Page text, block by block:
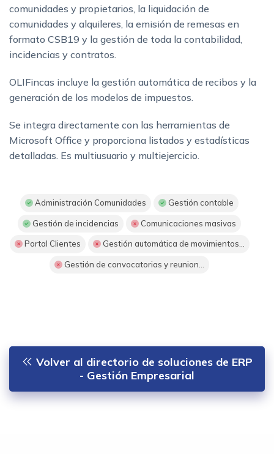
comunidades y propietarios, la liquidación de
comunidades y alquileres, la emisión de remesas en
formato CSB19 y la gestión de toda la contabilidad,
incidencias y contratos.
OLIFincas incluye la gestión automática de recibos y la
generación de los modelos de impuestos.
Se integra directamente con las herramientas de
Microsoft Office y proporciona listados y estadísticas
detalladas. Es multiusuario y multiejercicio.
Administración Comunidades Gestión contable
Gestión de incidencias Comunicaciones masivas
Portal Clientes Gestión automática de movimientos...
Gestión de convocatorias y reunion...
Volver al directorio de soluciones de ERP
- Gestión Empresarial